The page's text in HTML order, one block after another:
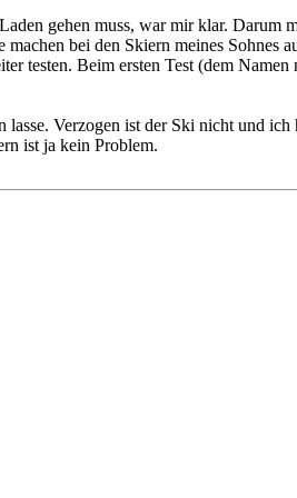
gehen muss, war mir klar. Darum
bei den Skiern meines Sohnes
testen. Beim ersten Test (dem
Verzogen ist der Ski nicht und ich
ist ja kein Problem.